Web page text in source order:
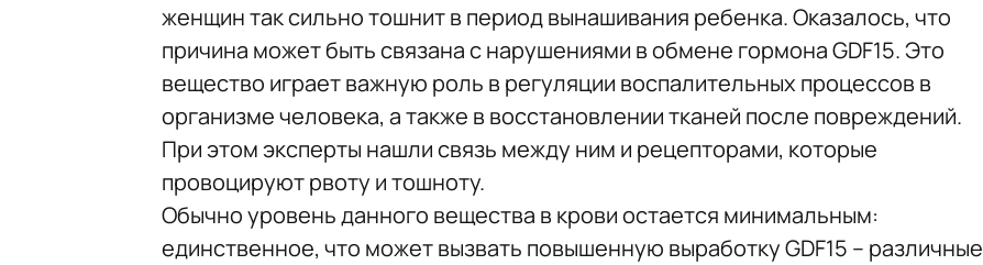
женщин так сильно тошнит в период вынашивания ребенка. Оказалось, что
причина может быть связана с нарушениями в обмене гормона GDF15. Это
вещество играет важную роль в регуляции воспалительных процессов в
организме человека, а также в восстановлении тканей после повреждений.
При этом эксперты нашли связь между ним и рецепторами, которые
провоцируют рвоту и тошноту.
Обычно уровень данного вещества в крови остается минимальным:
единственное, что может вызвать повышенную выработку GDF15 – различные